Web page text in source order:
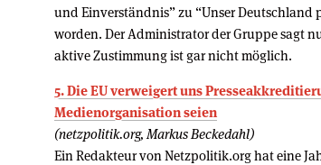
und Einverständnis” zu “Unser
worden. Der Administrator der Gruppe sagt
aktive Zustimmung ist gar nicht möglich.
5. Die EU verweigert uns
Medienorganisation seien
(netzpolitik.org, Markus Beckedahl)
Ein Redakteur von Netzpolitik.org hat eine